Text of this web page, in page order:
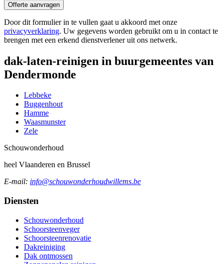
Offerte aanvragen
Door dit formulier in te vullen gaat u akkoord met onze
privacyverklaring. Uw gegevens worden gebruikt om u in contact te
brengen met een erkend dienstverlener uit ons netwerk.
dak-laten-reinigen in buurgemeentes van
Dendermonde
Lebbeke
Buggenhout
Hamme
Waasmunster
Zele
Schouwonderhoud
heel Vlaanderen en Brussel
E-mail: info@schouwonderhoudwillems.be
Diensten
Schouwonderhoud
Schoorsteenveger
Schoorsteenrenovatie
Dakreiniging
Dak ontmossen